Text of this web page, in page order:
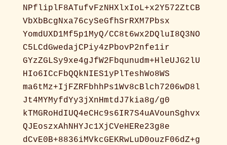
NPfliplF8ATufvFzNHXlxIoL+x2Y572ZtCB
VbXbBcgNxa76cySeGfhSrRXM7Pbsx
YomdUXD1Mf5p1MyQ/CC8t6wx2DQluI8Q3NO
C5LCdGwedajCPiy4zPbovP2nfe1ir
GYzZGLSy9xe4gJfW2Fbqunudm+HleUJG2lU
HIo6ICcFbQQkNIES1yPlTeshWo8WS
ma6tMz+IjFZRFbhhPs1Wv8cBlch7206wD8l
Jt4MYMyfdYy3jXnHmtdJ7kia8g/g0
kTMGRoHdIUQ4eCHc9s6IR7S4uAVounSghvx
QJEoszxAhNHYJc1XjCVeHERe23g8e
dCvE0B+8836iMVkcGEKRwLuD0ouzF06dZ+g